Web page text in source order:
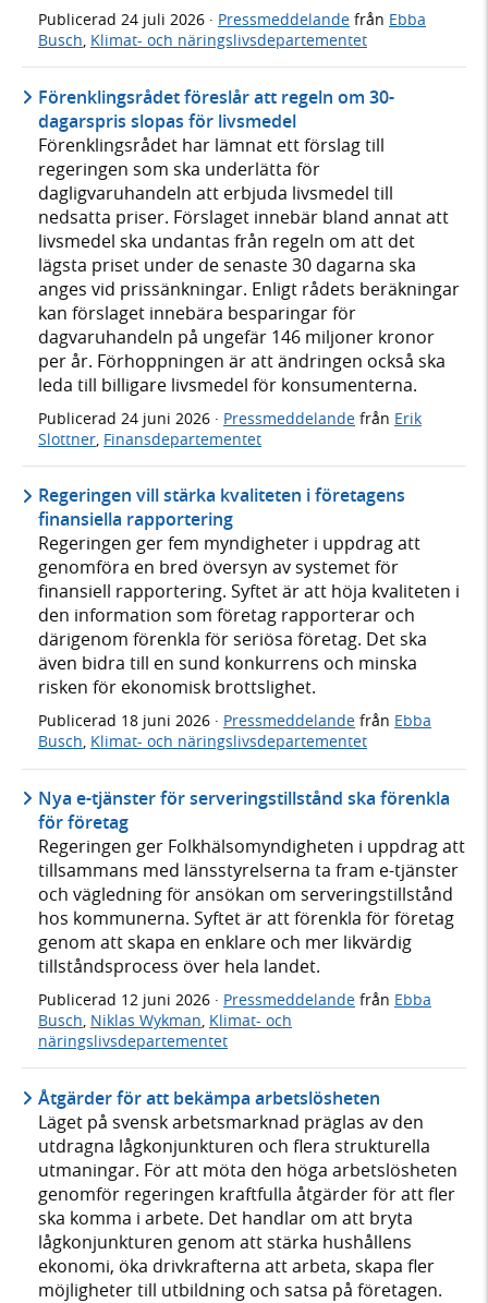
Publicerad 24 juli 2026 · Pressmeddelande från Ebba
Busch, Klimat- och näringslivsdepartementet
Förenklingsrådet föreslår att regeln om 30-
dagarspris slopas för livsmedel
Förenklingsrådet har lämnat ett förslag till
regeringen som ska underlätta för
dagligvaruhandeln att erbjuda livsmedel till
nedsatta priser. Förslaget innebär bland annat att
livsmedel ska undantas från regeln om att det
lägsta priset under de senaste 30 dagarna ska
anges vid prissänkningar. Enligt rådets beräkningar
kan förslaget innebära besparingar för
dagvaruhandeln på ungefär 146 miljoner kronor
per år. Förhoppningen är att ändringen också ska
leda till billigare livsmedel för konsumenterna.
Publicerad 24 juni 2026 · Pressmeddelande från Erik
Slottner Finansdepartementet
Regeringen vill stärka kvaliteten i företagens
finansiella rapportering
Regeringen ger fem myndigheter i uppdrag att
genomföra en bred översyn av systemet för
finansiell rapportering. Syftet är att höja kvaliteten i
den information som företag rapporterar och
därigenom förenkla för seriösa företag. Det ska
även bidra till en sund konkurrens och minska
risken för ekonomisk brottslighet.
Publicerad 18 juni 2026 · Pressmeddelande från Ebba
Busch, Klimat- och näringslivsdepartementet
Nya e-tjänster för serveringstillstånd ska förenkla
för företag
Regeringen ger Folkhälsomyndigheten i uppdrag att
tillsammans med länsstyrelserna ta fram e-tjänster
och vägledning för ansökan om serveringstillstånd
hos kommunerna. Syftet är att förenkla för företag
genom att skapa en enklare och mer likvärdig
tillståndsprocess över hela landet.
Publicerad 12 juni 2026 · Pressmeddelande från Ebba
Busch, Niklas Wykman, Klimat- och
näringslivsdepartementet
Åtgärder för att bekämpa arbetslösheten
Läget på svensk arbetsmarknad präglas av den
utdragna lågkonjunkturen och flera strukturella
utmaningar. För att möta den höga arbetslösheten
genomför regeringen kraftfulla åtgärder för att fler
ska komma i arbete. Det handlar om att bryta
lågkonjunkturen genom att stärka hushållens
ekonomi, öka drivkrafterna att arbeta, skapa fler
möjligheter till utbildning och satsa på företagen.